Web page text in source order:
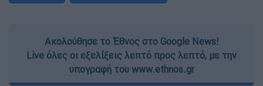
Ακολούθησε το Έθνος στο Google News!
Live όλες οι εξελίξεις λεπτό προς λεπτό, με την
υπογραφή του www.ethnos.gr